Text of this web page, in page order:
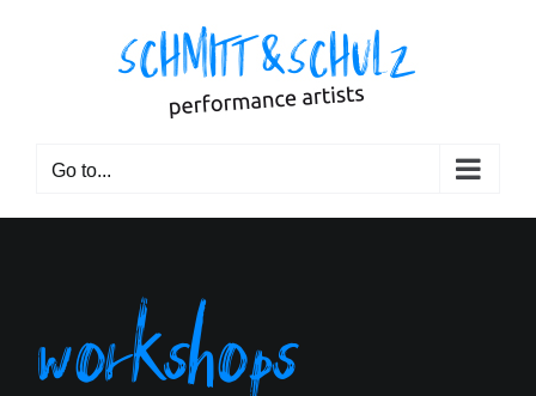
Go to...
workshops